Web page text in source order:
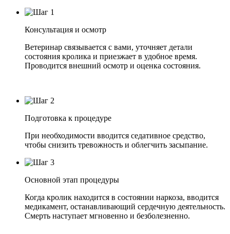
Консультация и осмотр
Ветеринар связывается с вами, уточняет детали
состояния кролика и приезжает в удобное время.
Проводится внешний осмотр и оценка состояния.
Подготовка к процедуре
При необходимости вводится седативное средство,
чтобы снизить тревожность и облегчить засыпание.
Основной этап процедуры
Когда кролик находится в состоянии наркоза, вводится
медикамент, останавливающий сердечную деятельность.
Смерть наступает мгновенно и безболезненно.